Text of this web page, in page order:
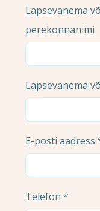
Lapsevanema
perekonnanimi
Lapsevanema
E-posti aadress
Telefon *